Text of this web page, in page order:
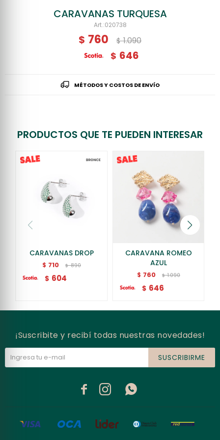
CARAVANAS TURQUESA
020738
$ 760 $ 1.090
$ 646
MÉTODOS Y COSTOS DE ENVÍO
PRODUCTOS QUE TE PUEDEN INTERESAR
CARAVANAS DROP
$ 710 $ 890
$ 604
CARAVANA ROMEO
AZUL
$ 760 $ 1.090
$ 646
¡Suscribite y recibí todas nuestras novedades!
SUSCRIBIRME
  